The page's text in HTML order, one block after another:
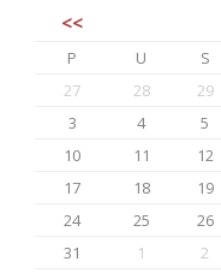
<<
P U S
27
28 29
3
4 5
10
11 12
17
18 19
24
25 26
31
1 2